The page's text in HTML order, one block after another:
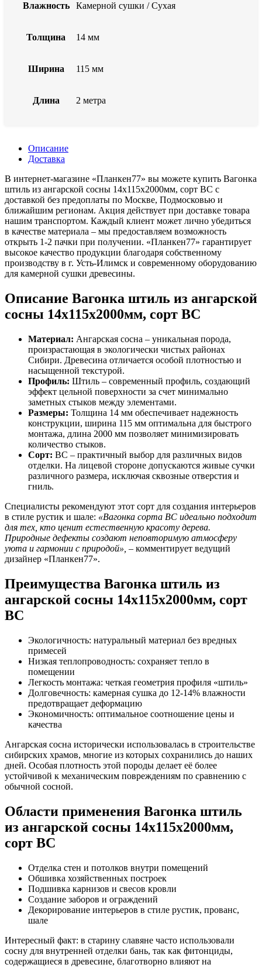
Влажность Камерной сушки / Сухая
Толщина 14 мм
Ширина 115 мм
Длина 2 метра
Описание
Доставка
В интернет-магазине «Планкен77» вы можете купить Вагонка
штиль из ангарской сосны 14x115x2000мм, сорт BC с
доставкой без предоплаты по Москве, Подмосковью и
ближайшим регионам. Акция действует при доставке товара
нашим транспортом. Каждый клиент может лично убедиться
в качестве материала – мы предоставляем возможность
открыть 1-2 пачки при получении. «Планкен77» гарантирует
высокое качество продукции благодаря собственному
производству в г. Усть-Илимск и современному оборудованию
для камерной сушки древесины.
Описание Вагонка штиль из ангарской
сосны 14x115x2000мм, сорт BC
Материал: Ангарская сосна – уникальная порода,
произрастающая в экологически чистых районах
Сибири. Древесина отличается особой плотностью и
насыщенной текстурой.
Профиль: Штиль – современный профиль, создающий
эффект цельной поверхности за счет минимально
заметных стыков между элементами.
Размеры: Толщина 14 мм обеспечивает надежность
конструкции, ширина 115 мм оптимальна для быстрого
монтажа, длина 2000 мм позволяет минимизировать
количество стыков.
Сорт: BC – практичный выбор для различных видов
отделки. На лицевой стороне допускаются живые сучки
различного размера, исключая сквозные отверстия и
гниль.
Специалисты рекомендуют этот сорт для создания интерьеров
в стиле рустик и шале: «Вагонка сорта BC идеально подходит
для тех, кто ценит естественную красоту дерева.
Природные дефекты создают неповторимую атмосферу
уюта и гармонии с природой», – комментирует ведущий
дизайнер «Планкен77».
Преимущества Вагонка штиль из
ангарской сосны 14x115x2000мм, сорт
BC
Экологичность: натуральный материал без вредных
примесей
Низкая теплопроводность: сохраняет тепло в
помещении
Легкость монтажа: четкая геометрия профиля «штиль»
Долговечность: камерная сушка до 12-14% влажности
предотвращает деформацию
Экономичность: оптимальное соотношение цены и
качества
Ангарская сосна исторически использовалась в строительстве
сибирских храмов, многие из которых сохранились до наших
дней. Особая плотность этой породы делает её более
устойчивой к механическим повреждениям по сравнению с
обычной сосной.
Области применения Вагонка штиль
из ангарской сосны 14x115x2000мм,
сорт BC
Отделка стен и потолков внутри помещений
Обшивка хозяйственных построек
Подшивка карнизов и свесов кровли
Создание заборов и ограждений
Декорирование интерьеров в стиле рустик, прованс,
шале
Интересный факт: в старину славяне часто использовали
сосну для внутренней отделки бань, так как фитонциды,
содержащиеся в древесине, благотворно влияют на